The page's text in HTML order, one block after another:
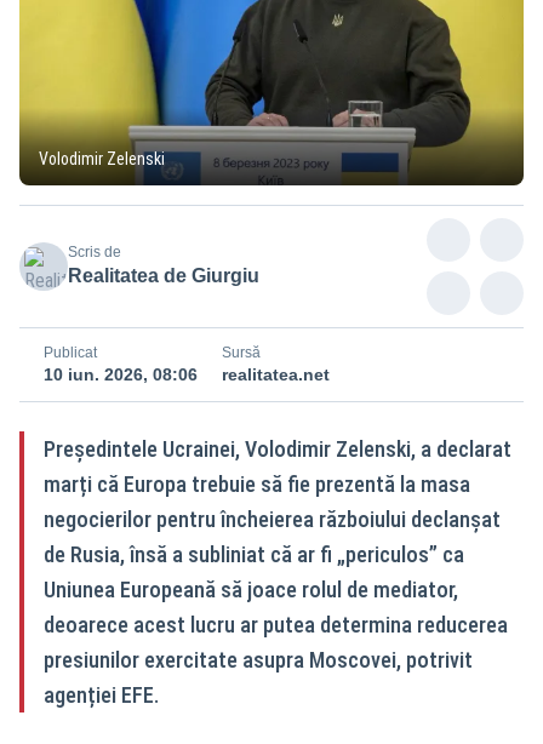
Volodimir Zelenski
Scris de
Realitatea de Giurgiu
Publicat
10 iun. 2026, 08:06
Sursă
realitatea.net
Președintele Ucrainei, Volodimir Zelenski, a declarat
marți că Europa trebuie să fie prezentă la masa
negocierilor pentru încheierea războiului declanșat
de Rusia, însă a subliniat că ar fi „periculos” ca
Uniunea Europeană să joace rolul de mediator,
deoarece acest lucru ar putea determina reducerea
presiunilor exercitate asupra Moscovei, potrivit
agenției EFE.